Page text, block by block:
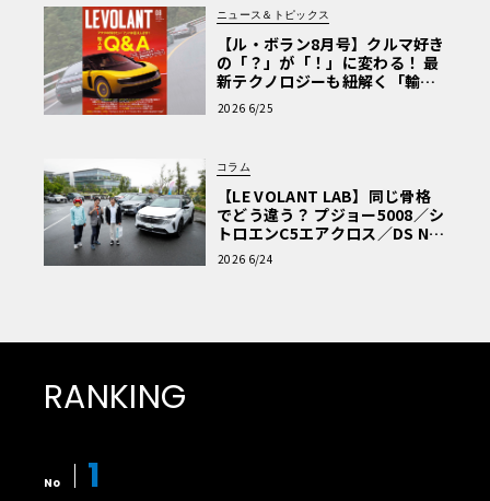
ニュース＆トピックス
【ル・ボラン8月号】クルマ好き
の「？」が「！」に変わる！ 最
新テクノロジーも紐解く「輸入
車Q&A」
2026 6/25
コラム
【LE VOLANT LAB】同じ骨格
でどう違う？ プジョー5008／シ
トロエンC5エアクロス／DS Nº4
読者一気乗りレポート
2026 6/24
RANKING
No 1